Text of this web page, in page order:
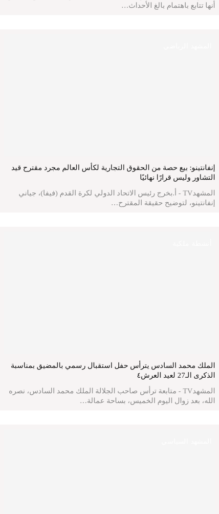
أنها تتابع باهتمام بالغ الأحداث…
إنفانتينو: بيع حصة من الحقوق التجارية لكأس العالم مجرد مقترح قيد
التشاور وليس قرارًا نهائيًا
المشهدTV - أ.بخرج رئيس الاتحاد الدولي لكرة القدم (فيفا)، جياني
إنفانتينو، لتوضيح حقيقة المقترح…
الملك محمد السادس يترأس حفل استقبال رسمي بالمضيق بمناسبة
الذكرى الـ27 لعيد العرش٤
المشهدTV - متابعة ترأس صاحب الجلالة الملك محمد السادس، نصره
الله، بعد زوال اليوم الخميس، بساحة عمالة…